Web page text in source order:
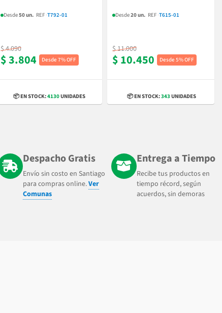
Desde50 un. REF ·T792-01
$ 4.090
$ 3.804 7% OFF
📦 EN STOCK:4130UNIDADES
Desde20 un. REF ·T615-01
$ 11.000
$ 10.450 5% OFF
📦 EN STOCK:343UNIDADES
Despacho Gratis
Envío sin costo en Santiago
para compras online.Ver
Comunas
Entrega a Tiempo
Recibe tus productos en
tiempo récord, según
acuerdos, sin demoras